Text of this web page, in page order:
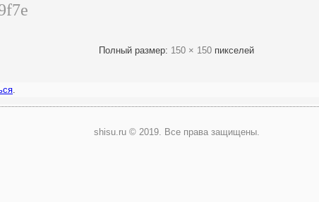
Полный размер: 150 × 150 пикселей
.
shisu.ru © 2019. Все права защищены.